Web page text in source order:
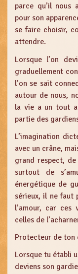
parce qu’il nous
pour son
se faire choisir,
attendre.
Lorsque l’on
graduellement
l’on se sait
autour de nous,
la vie a un tout
partie des
L’imagination
avec un crâne,
grand respect,
surtout de
énergétique de
sérieux, il ne faut
l’amour, car ces
celles de
Protecteur de ton
Lorsque tu établi
deviens son